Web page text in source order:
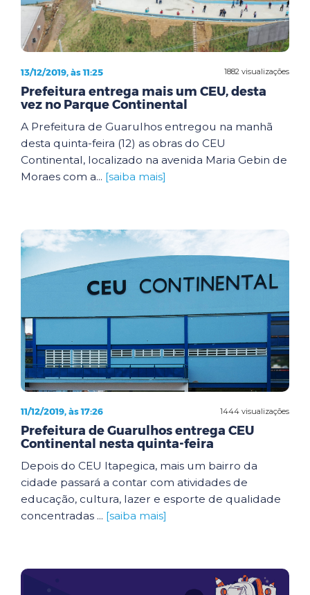
1882 visualizações
13/12/2019, às 11:25
Prefeitura entrega mais um CEU, desta
vez no Parque Continental
A Prefeitura de Guarulhos entregou na manhã
desta quinta-feira (12) as obras do CEU
Continental, localizado na avenida Maria Gebin de
Moraes com a... [saiba mais]
1444 visualizações
11/12/2019, às 17:26
Prefeitura de Guarulhos entrega CEU
Continental nesta quinta-feira
Depois do CEU Itapegica, mais um bairro da
cidade passará a contar com atividades de
educação, cultura, lazer e esporte de qualidade
concentradas ... [saiba mais]